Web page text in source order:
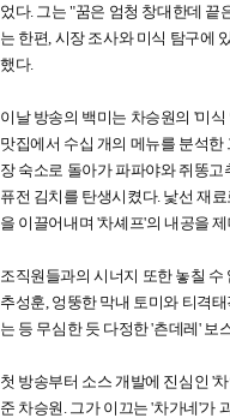
었다. 그는 "꿈은 엄청 창대한데 끝
는 한편, 시장 조사와 미식 탐구에
했다.
이날 방송의 백미는 차승원의 '미
맛집에서 수십 개의 메뉴를 분석한
장 숙소로 돌아가 파파야와 쥐똥
퓨전 김치를 탄생시켰다. 낯선 재
을 이끌어내며 '차셰프'의 내공을
조직원들과의 시너지 또한 놓칠
추성훈, 엉뚱한 막내 토미와 티격
는 등 무심한 듯 다정한 '츤데레' 보
첫 방송부터 소스 개발에 진심인 '
준 차승원. 그가 이끄는 '차가네'가